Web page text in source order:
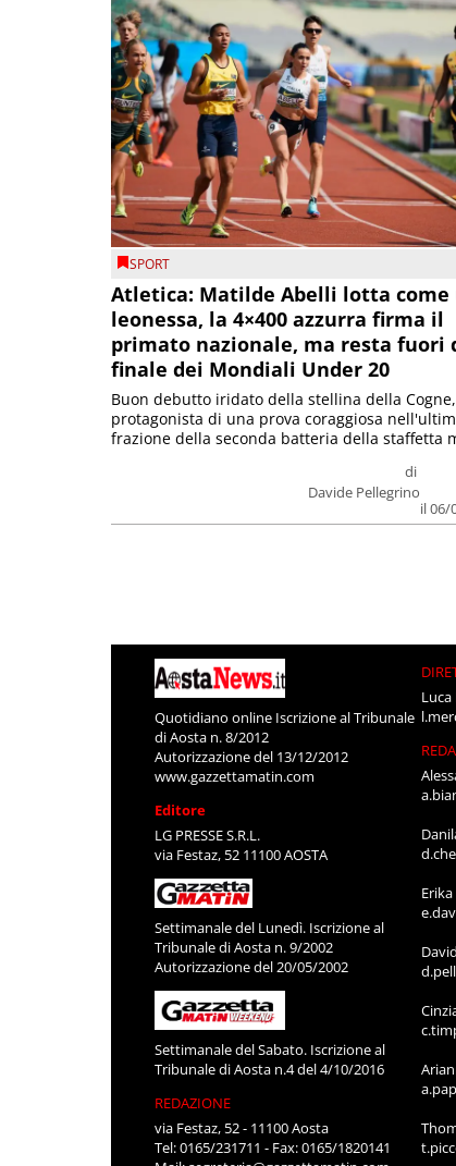
SPORT
Atletica: Matilde Abelli lotta come
leonessa, la 4×400 azzurra firma il
primato nazionale, ma resta fuori
finale dei Mondiali Under 20
di
Davide Pellegrino
il 06/
Buon debutto iridato della stellina della Cogne,
protagonista di una prova coraggiosa
frazione della seconda batteria della staffetta
Quotidiano online Iscrizione al Tribunale
di Aosta n. 8/2012
Autorizzazione del 13/12/2012
www.gazzettamatin.com
Editore
LG PRESSE S.R.L.
via Festaz, 52 11100 AOSTA
Settimanale del Lunedì. Iscrizione al
Tribunale di Aosta n. 9/2002
Autorizzazione del 20/05/2002
Settimanale del Sabato. Iscrizione al
Tribunale di Aosta n.4 del 4/10/2016
REDAZIONE
via Festaz, 52 - 11100 Aosta
Tel: 0165/231711 - Fax: 0165/1820141